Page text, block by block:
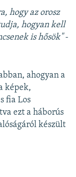
hogy az orosz
hogyan kell
is hősök"-
ahogyan a
képek,
fia Los
ezt a háborús
készült